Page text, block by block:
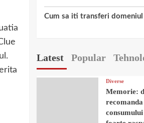
Cum sa iti transferi domeniul
Latest Popular
Diverse
Memorie: